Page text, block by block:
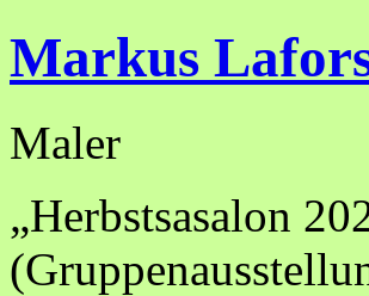
Markus
Maler
„Herbstsasalon